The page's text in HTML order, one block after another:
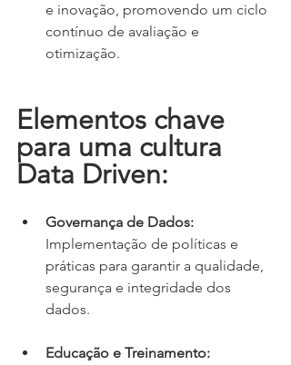
e inovação, promovendo um ciclo
contínuo de avaliação e
otimização.
Elementos chave
para uma cultura
Data Driven:
Governança de Dados:
Implementação de políticas e
práticas para garantir a qualidade,
segurança e integridade dos
dados.
Educação e Treinamento: